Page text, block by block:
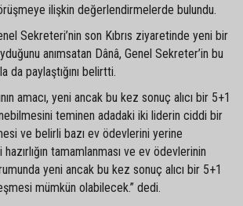
ilişkin değerlendirmelerde bulundu.
Sekreteri’nin son Kıbrıs ziyaretinde yeni bir
anımsatan Dânâ, Genel Sekreter’in bu
da paylaştığını belirtti.
amacı, yeni ancak bu kez sonuç alıcı bir 5+1
teminen adadaki iki liderin ciddi bir
ve belirli bazı ev ödevlerini yerine
tamamlanması ve ev ödevlerinin
yeni ancak bu kez sonuç alıcı bir 5+1
mümkün olabilecek.” dedi.